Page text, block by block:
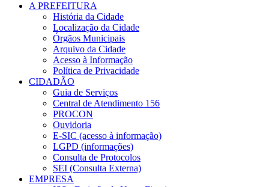
A PREFEITURA
História da Cidade
Localização da Cidade
Órgãos Municipais
Arquivo da Cidade
Acesso à Informação
Política de Privacidade
CIDADÃO
Guia de Serviços
Central de Atendimento 156
PROCON
Ouvidoria
E-SIC (acesso à informação)
LGPD (informações)
Consulta de Protocolos
SEI (Consulta Externa)
EMPRESA